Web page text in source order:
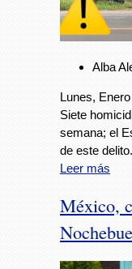
Alba
Lunes,
Siete
semana; el
de este delito.
Leer más
México,